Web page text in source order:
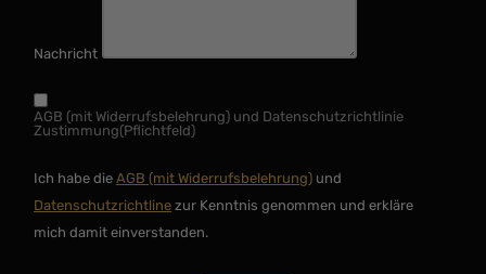
Nachricht
AGB (mit Widerrufsbelehrung) und Datenschutzrichtlinie
Zustimmung(Pflichtfeld)
Ich habe die AGB (mit Widerrufsbelehrung) und
Datenschutzrichtline zur Kenntnis genommen und erkläre
mich damit einverstanden.